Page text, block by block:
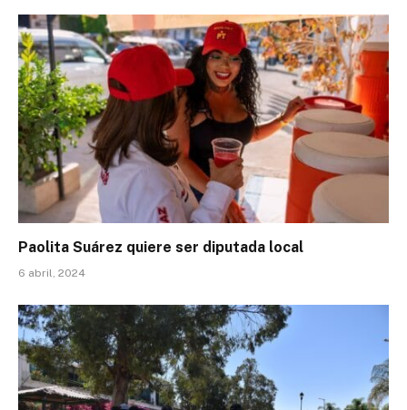
Paolita Suárez quiere ser diputada local
6 abril, 2024